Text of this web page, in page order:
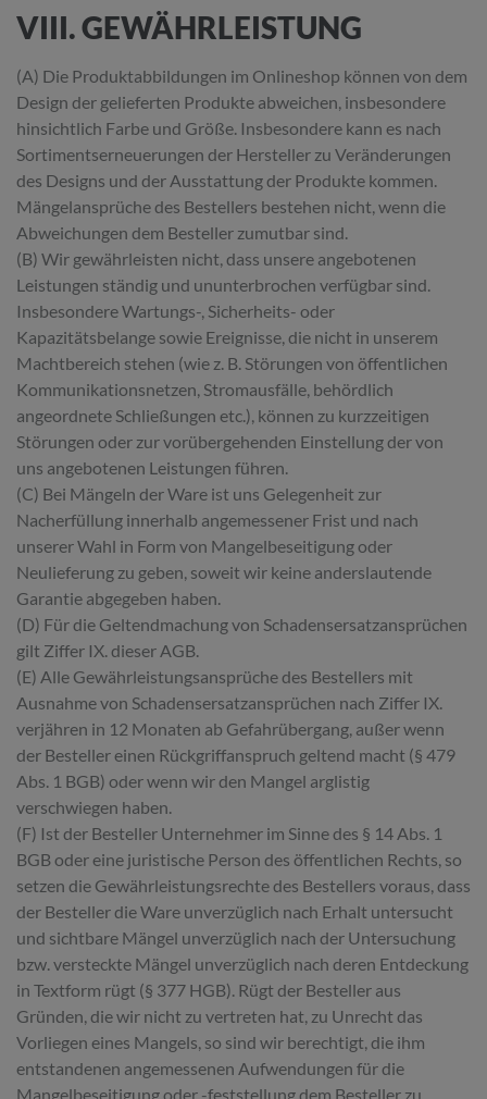
VIII. GEWÄHRLEISTUNG
(A) Die Produktabbildungen im Onlineshop können von dem
Design der gelieferten Produkte abweichen, insbesondere
hinsichtlich Farbe und Größe. Insbesondere kann es nach
Sortimentserneuerungen der Hersteller zu Veränderungen
des Designs und der Ausstattung der Produkte kommen.
Mängelansprüche des Bestellers bestehen nicht, wenn die
Abweichungen dem Besteller zumutbar sind.
(B) Wir gewährleisten nicht, dass unsere angebotenen
Leistungen ständig und ununterbrochen verfügbar sind.
Insbesondere Wartungs-, Sicherheits- oder
Kapazitätsbelange sowie Ereignisse, die nicht in unserem
Machtbereich stehen (wie z. B. Störungen von öffentlichen
Kommunikationsnetzen, Stromausfälle, behördlich
angeordnete Schließungen etc.), können zu kurzzeitigen
Störungen oder zur vorübergehenden Einstellung der von
uns angebotenen Leistungen führen.
(C) Bei Mängeln der Ware ist uns Gelegenheit zur
Nacherfüllung innerhalb angemessener Frist und nach
unserer Wahl in Form von Mangelbeseitigung oder
Neulieferung zu geben, soweit wir keine anderslautende
Garantie abgegeben haben.
(D) Für die Geltendmachung von Schadensersatzansprüchen
gilt Ziffer IX. dieser AGB.
(E) Alle Gewährleistungsansprüche des Bestellers mit
Ausnahme von Schadensersatzansprüchen nach Ziffer IX.
verjähren in 12 Monaten ab Gefahrübergang, außer wenn
der Besteller einen Rückgriffanspruch geltend macht (§ 479
Abs. 1 BGB) oder wenn wir den Mangel arglistig
verschwiegen haben.
(F) Ist der Besteller Unternehmer im Sinne des § 14 Abs. 1
BGB oder eine juristische Person des öffentlichen Rechts, so
setzen die Gewährleistungsrechte des Bestellers voraus, dass
der Besteller die Ware unverzüglich nach Erhalt untersucht
und sichtbare Mängel unverzüglich nach der Untersuchung
bzw. versteckte Mängel unverzüglich nach deren Entdeckung
in Textform rügt (§ 377 HGB). Rügt der Besteller aus
Gründen, die wir nicht zu vertreten hat, zu Unrecht das
Vorliegen eines Mangels, so sind wir berechtigt, die ihm
entstandenen angemessenen Aufwendungen für die
Mangelbeseitigung oder -feststellung dem Besteller zu